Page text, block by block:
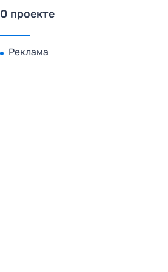
О проекте
Реклама